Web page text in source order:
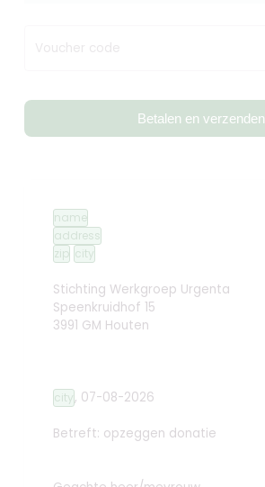
Voucher code
Betalen en verzenden
name
address
zip city
Stichting Werkgroep Urgenta
Speenkruidhof 15
3991 GM Houten
city, 07-08-2026
Betreft: opzeggen donatie